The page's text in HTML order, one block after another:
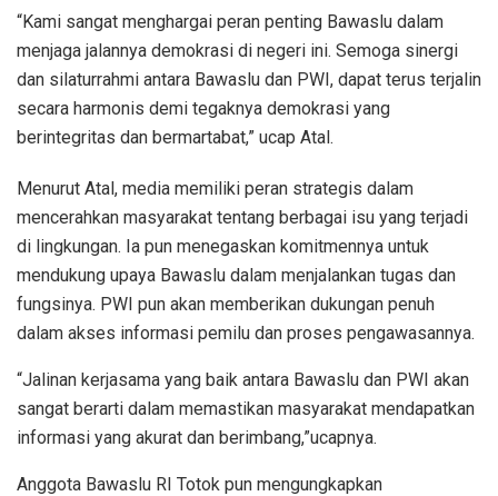
“Kami sangat menghargai peran penting Bawaslu dalam
menjaga jalannya demokrasi di negeri ini. Semoga sinergi
dan silaturrahmi antara Bawaslu dan PWI, dapat terus terjalin
secara harmonis demi tegaknya demokrasi yang
berintegritas dan bermartabat,” ucap Atal.
Menurut Atal, media memiliki peran strategis dalam
mencerahkan masyarakat tentang berbagai isu yang terjadi
di lingkungan. Ia pun menegaskan komitmennya untuk
mendukung upaya Bawaslu dalam menjalankan tugas dan
fungsinya. PWI pun akan memberikan dukungan penuh
dalam akses informasi pemilu dan proses pengawasannya.
“Jalinan kerjasama yang baik antara Bawaslu dan PWI akan
sangat berarti dalam memastikan masyarakat mendapatkan
informasi yang akurat dan berimbang,”ucapnya.
Anggota Bawaslu RI Totok pun mengungkapkan